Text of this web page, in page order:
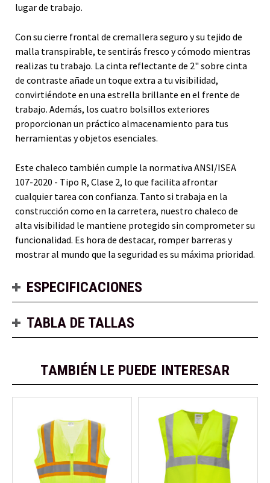
lugar de trabajo.
Con su cierre frontal de cremallera seguro y su tejido de
malla transpirable, te sentirás fresco y cómodo mientras
realizas tu trabajo. La cinta reflectante de 2" sobre cinta
de contraste añade un toque extra a tu visibilidad,
convirtiéndote en una estrella brillante en el frente de
trabajo. Además, los cuatro bolsillos exteriores
proporcionan un práctico almacenamiento para tus
herramientas y objetos esenciales.
Este chaleco también cumple la normativa ANSI/ISEA
107-2020 - Tipo R, Clase 2, lo que facilita afrontar
cualquier tarea con confianza. Tanto si trabaja en la
construcción como en la carretera, nuestro chaleco de
alta visibilidad le mantiene protegido sin comprometer su
funcionalidad. Es hora de destacar, romper barreras y
mostrar al mundo que la seguridad es su máxima prioridad.
ESPECIFICACIONES
TABLA DE TALLAS
TAMBIÉN LE PUEDE INTERESAR